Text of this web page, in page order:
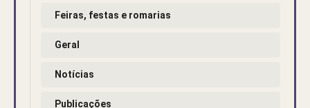
Feiras, festas e romarias
Geral
Notícias
Publicações